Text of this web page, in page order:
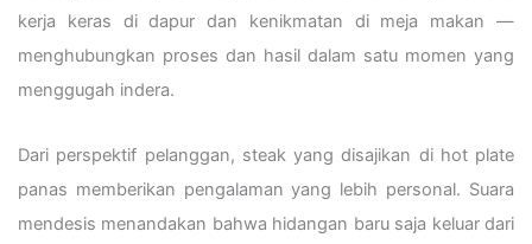
kerja keras di dapur dan kenikmatan di meja makan —
menghubungkan proses dan hasil dalam satu momen yang
menggugah indera.
Dari perspektif pelanggan, steak yang disajikan di hot plate
panas memberikan pengalaman yang lebih personal. Suara
mendesis menandakan bahwa hidangan baru saja keluar dari